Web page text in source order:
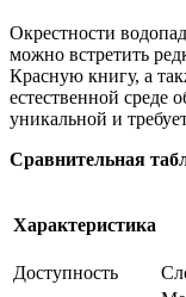
Окрестности
можно встретить
Красную книгу, а
естественной среде
уникальной и
Сравнительная
Характеристика
Доступность